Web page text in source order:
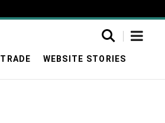
TRADE WEBSITE STORIES